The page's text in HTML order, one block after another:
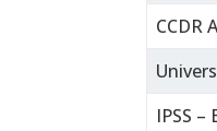
CCDR
IPSS